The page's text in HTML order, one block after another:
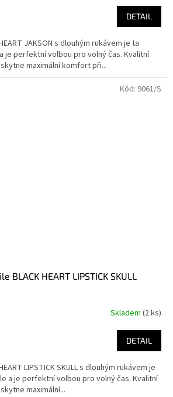
DETAIL
JAKSON s dlouhým rukávem je ta
je perfektní volbou pro volný čas. Kvalitní
maximální komfort při...
BLACK HEART LIPSTICK SKULL
Skladem (2 ks)
DETAIL
LIPSTICK SKULL s dlouhým rukávem je
a je perfektní volbou pro volný čas. Kvalitní
maximální...
Kód: 9061/S